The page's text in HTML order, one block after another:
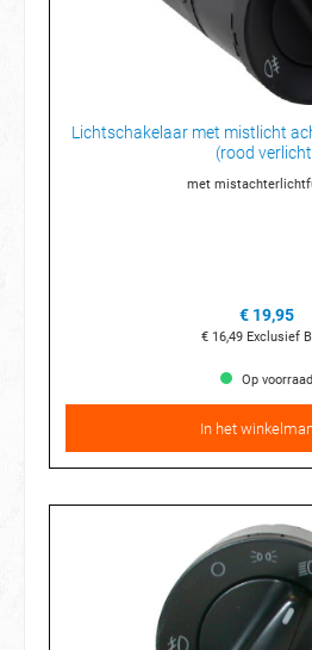
Lichtschakelaar met mistlicht
(rood
met
€ 19,95
€ 16,49 Exclusief
Op voorraad
In het